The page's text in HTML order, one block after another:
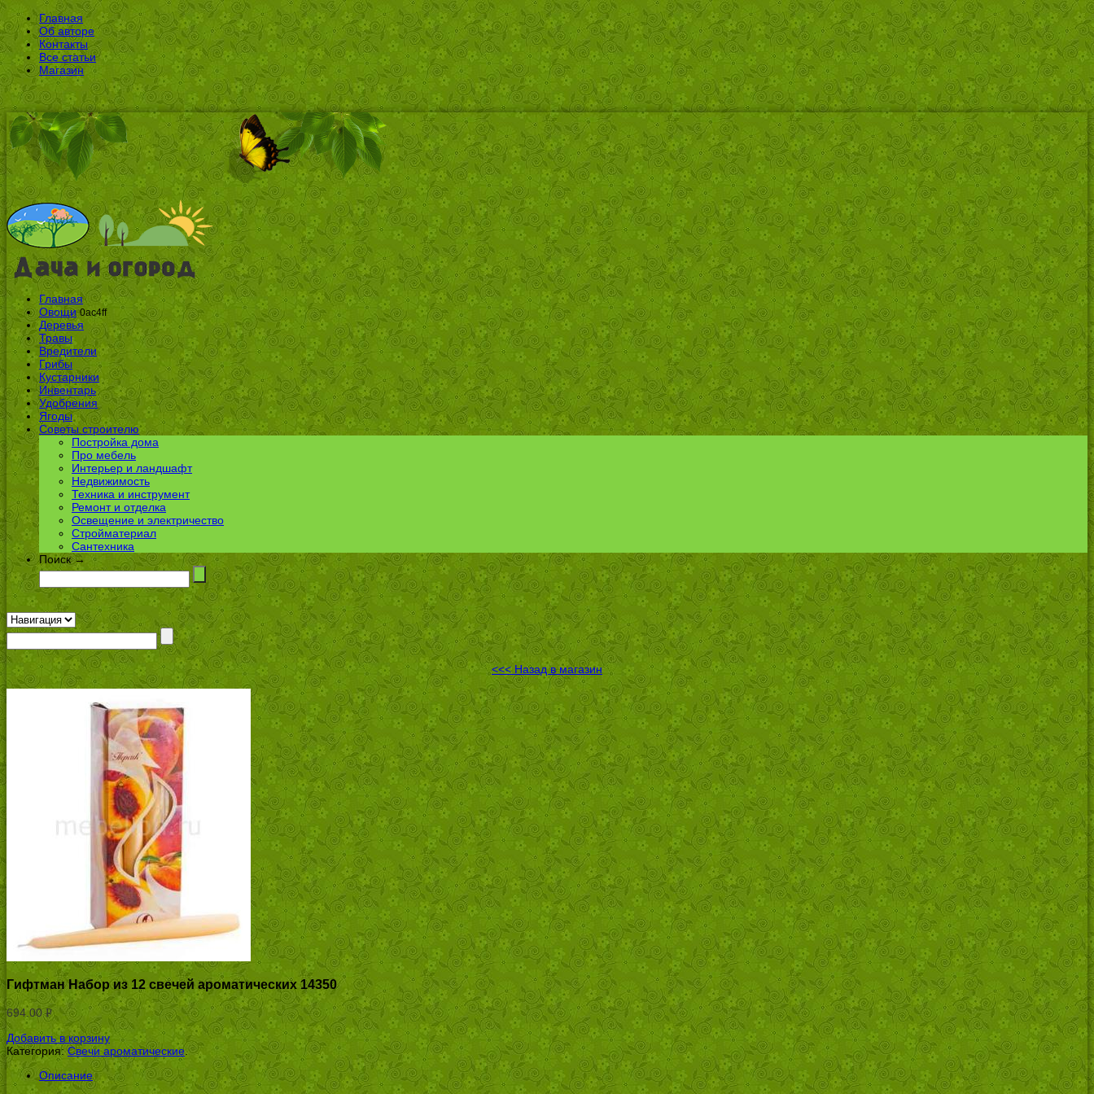
Главная
Об авторе
Контакты
Все статьи
Магазин
Главная
Овощи 0ac4ff
Деревья
Травы
Вредители
Грибы
Кустарники
Инвентарь
Удобрения
Ягоды
Советы строителю
Постройка дома
Про мебель
Интерьер и ландшафт
Недвижимость
Техника и инструмент
Ремонт и отделка
Освещение и электричество
Стройматериал
Сантехника
Поиск →
<<< Назад в магазин
Гифтман Набор из 12 свечей ароматических 14350
694.00Р
УБ.
Добавить в корзину
Категория:Свечи ароматические
Описание